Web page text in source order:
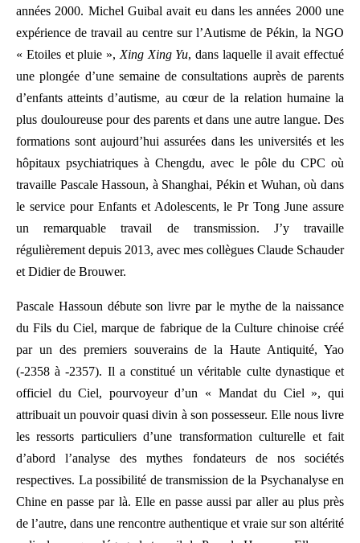
années 2000. Michel Guibal avait eu dans les années 2000 une
expérience de travail au centre sur l’Autisme de Pékin, la NGO
« Etoiles et pluie », Xing Xing Yu, dans laquelle il avait effectué
une plongée d’une semaine de consultations auprès de parents
d’enfants atteints d’autisme, au cœur de la relation humaine la
plus douloureuse pour des parents et dans une autre langue. Des
formations sont aujourd’hui assurées dans les universités et les
hôpitaux psychiatriques à Chengdu, avec le pôle du CPC où
travaille Pascale Hassoun, à Shanghai, Pékin et Wuhan, où dans
le service pour Enfants et Adolescents, le Pr Tong June assure
un remarquable travail de transmission. J’y travaille
régulièrement depuis 2013, avec mes collègues Claude Schauder
et Didier de Brouwer.
Pascale Hassoun débute son livre par le mythe de la naissance
du Fils du Ciel, marque de fabrique de la Culture chinoise créé
par un des premiers souverains de la Haute Antiquité, Yao
(-2358 à -2357). Il a constitué un véritable culte dynastique et
officiel du Ciel, pourvoyeur d’un « Mandat du Ciel », qui
attribuait un pouvoir quasi divin à son possesseur. Elle nous livre
les ressorts particuliers d’une transformation culturelle et fait
d’abord l’analyse des mythes fondateurs de nos sociétés
respectives. La possibilité de transmission de la Psychanalyse en
Chine en passe par là. Elle en passe aussi par aller au plus près
de l’autre, dans une rencontre authentique et vraie sur son altérité